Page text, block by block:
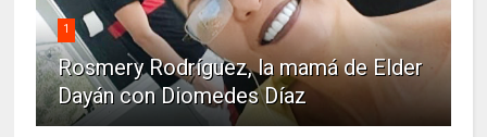
1
Rosmery Rodríguez, la mamá de Elder
Dayán con Diomedes Díaz